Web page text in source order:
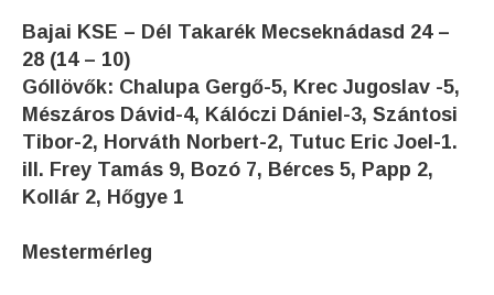
Bajai KSE – Dél Takarék Mecseknádasd 24 –
28 (14 – 10)
Góllövők: Chalupa Gergő-5, Krec Jugoslav -5,
Mészáros Dávid-4, Kálóczi Dániel-3, Szántosi
Tibor-2, Horváth Norbert-2, Tutuc Eric Joel-1.
ill. Frey Tamás 9, Bozó 7, Bérces 5, Papp 2,
Kollár 2, Hőgye 1
Mestermérleg